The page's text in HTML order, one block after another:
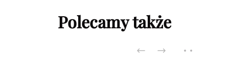
Polecamy także